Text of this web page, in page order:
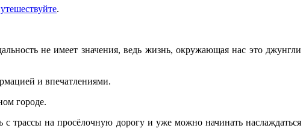
.
не имеет значения, ведь жизнь, окружающая нас это джунгли
и впечатлениями.
городе.
с трассы на просёлочную дорогу и уже можно начинать наслаждаться